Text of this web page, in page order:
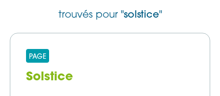
trouvés pour "solstice"
PAGE
Solstice